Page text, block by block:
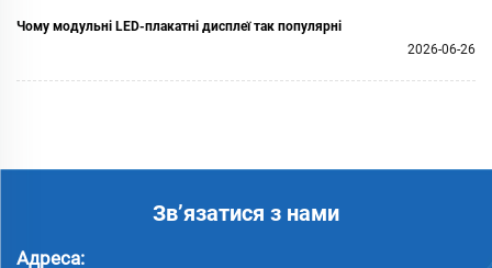
Чому модульні LED-плакатні дисплеї так популярні
2026-06-26
Зв’язатися з нами
Адреса: